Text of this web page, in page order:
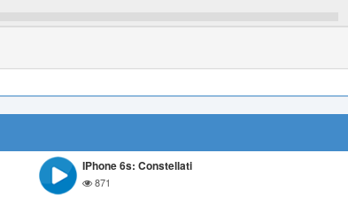
IPhone 6s: Constellati
871